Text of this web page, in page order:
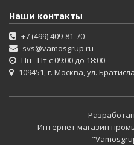
Наши контакты
+7 (499) 409-81-70
svs@vamosgrup.ru
Пн - Пт с 09:00 до 18:00
109451, г. Москва, ул.
Интернет магазин